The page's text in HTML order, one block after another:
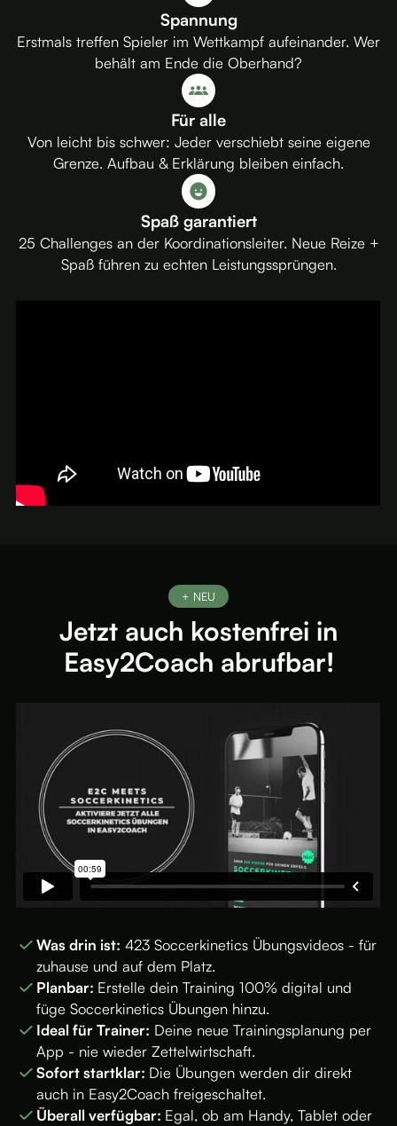
Spannung
Erstmals treffen Spieler im Wettkampf aufeinander. Wer
behält am Ende die Oberhand?
Für alle
Von leicht bis schwer: Jeder verschiebt seine eigene
Grenze. Aufbau & Erklärung bleiben einfach.
Spaß garantiert
25 Challenges an der Koordinationsleiter. Neue Reize +
Spaß führen zu echten Leistungssprüngen.
+ NEU
Jetzt auch kostenfrei in
Easy2Coach abrufbar!
Was drin ist: 423 Soccerkinetics Übungsvideos - für
zuhause und auf dem Platz.
Planbar: Erstelle dein Training 100% digital und
füge Soccerkinetics Übungen hinzu.
Ideal für Trainer: Deine neue Trainingsplanung per
App - nie wieder Zettelwirtschaft.
Sofort startklar: Die Übungen werden dir direkt
auch in Easy2Coach freigeschaltet.
Überall verfügbar: Egal, ob am Handy, Tablet oder